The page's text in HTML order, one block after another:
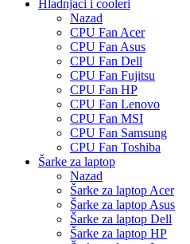
Hladnjaci i cooleri
Nazad
CPU Fan Acer
CPU Fan Asus
CPU Fan Dell
CPU Fan Fujitsu
CPU Fan HP
CPU Fan Lenovo
CPU Fan MSI
CPU Fan Samsung
CPU Fan Toshiba
Šarke za laptop
Nazad
Šarke za laptop Acer
Šarke za laptop Asus
Šarke za laptop Dell
Šarke za laptop HP